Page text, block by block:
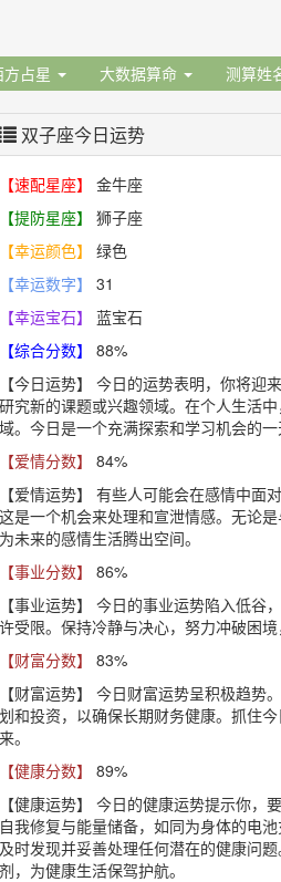
方占星 大数据算命 测算姓
双子座今日运势
【速配星座】
金牛座
【提防星座】
狮子座
【幸运颜色】
绿色
【幸运数字】
31
【幸运宝石】
蓝宝石
【综合分数】
88%
【今日运势】
今日的运势表明，你将迎
研究新的课题或兴趣领域。在个人生活
域。今日是一个充满探索和学习机会的
【爱情分数】
84%
【爱情运势】
有些人可能会在感情中面
这是一个机会来处理和宣泄情感。无论
为未来的感情生活腾出空间。
【事业分数】
86%
【事业运势】
今日的事业运势陷入低谷
许受限。保持冷静与决心，努力冲破困
【财富分数】
83%
【财富运势】
今日财富运势呈积极趋势
划和投资，以确保长期财务健康。抓住
来。
【健康分数】
89%
【健康运势】
今日的健康运势提示你，
自我修复与能量储备，如同为身体的电
及时发现并妥善处理任何潜在的健康问
剂，为健康生活保驾护航。